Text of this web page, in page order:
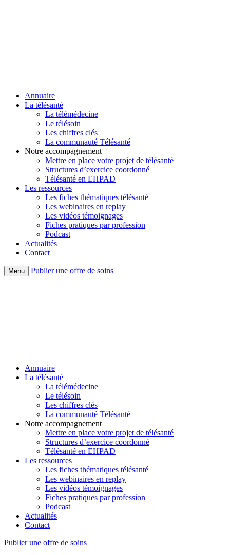
Annuaire
La télésanté
La télémédecine
Le télésoin
Les chiffres clés
La communauté Télésanté
Notre accompagnement
Mettre en place votre projet de télésanté
Structures d’exercice coordonné
Télésanté en EHPAD
Les ressources
Les fiches thématiques télésanté
Les webinaires en replay
Les vidéos témoignages
Fiches pratiques par profession
Podcast
Actualités
Contact
Menu Publier une offre de soins
Annuaire
La télésanté
La télémédecine
Le télésoin
Les chiffres clés
La communauté Télésanté
Notre accompagnement
Mettre en place votre projet de télésanté
Structures d’exercice coordonné
Télésanté en EHPAD
Les ressources
Les fiches thématiques télésanté
Les webinaires en replay
Les vidéos témoignages
Fiches pratiques par profession
Podcast
Actualités
Contact
Publier une offre de soins